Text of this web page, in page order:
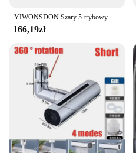
YIWONSDON Szary 5-trybowy wyciągany kran zlewozmywakowy z wodospadem Bateria ciepłej zimnej wody Umywalka montowana na biurku Czarny kran Akcesoria
166,19zł